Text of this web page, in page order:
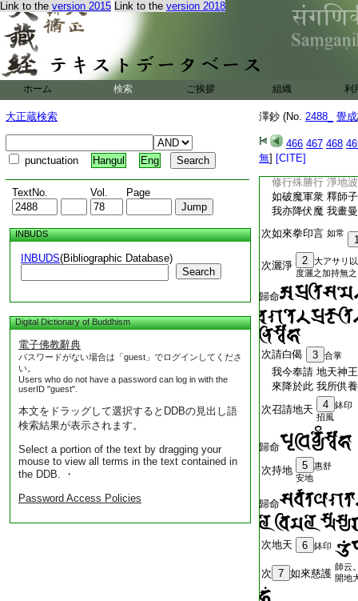
Link to the version 2015 Link to the version 2018
ホーム 検索 ご挨拶 組織 利
大正蔵検索
punctuation Hangul Eng
TextNo. Vol. Page
INBUDS
INBUDS(Bibliographic Database)
Search
Digital Dictionary of Buddhism
電子佛教辭典
パスワードがない場合は「guest」でログインしてくださ
い。
Users who do not have a password can log in with the
userID "guest".
本文をドラッグして選択するとDDBの見出し語
検索結果が表示されます。
Select a portion of the text by dragging your
mouse to view all terms in the text contained in
the DDB. ・
Password Access Policies
澤鈔 (No. 2488_ 覺成
466 467 468
無] [CITE]
次又以施甘露印誦歸
印七反迴也
地天眞言。
畢里體
次以散供三度入穴 地
已上正鎭人役也 印明
人用
汝天親護者 於諸
修行殊勝行 淨地
如破魔軍衆 釋師
我亦降伏魔 我畫
次如來拳印言 如常
次灑淨 2
大アサリ
度灑之加持無之
歸命
次請白偈 3 合掌
我今奉請 地天神
來降於此 我所供
次召請地天
4
鉢印
招風
歸命
次持地
5
惠舒
安地
歸命
次地天 6 鉢印
次 7 如來慈護
師云
開地